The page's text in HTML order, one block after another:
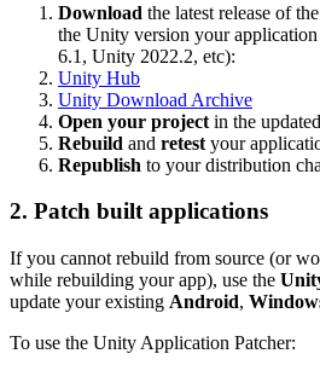
Download the latest release of
the Unity version your
6.1, Unity 2022.2, etc):
Unity Hub
Unity Download Archive
Open your project in the
Rebuild and retest your
Republish to your distribution
2. Patch built applications
If you cannot rebuild from source (or
while rebuilding your app), use the
update your existing Android,
To use the Unity Application Patcher: